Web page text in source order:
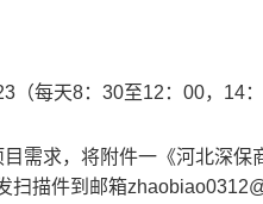
（每天8：30至12：00，14：
需求，将附件一 《河北深保
扫描件到邮箱